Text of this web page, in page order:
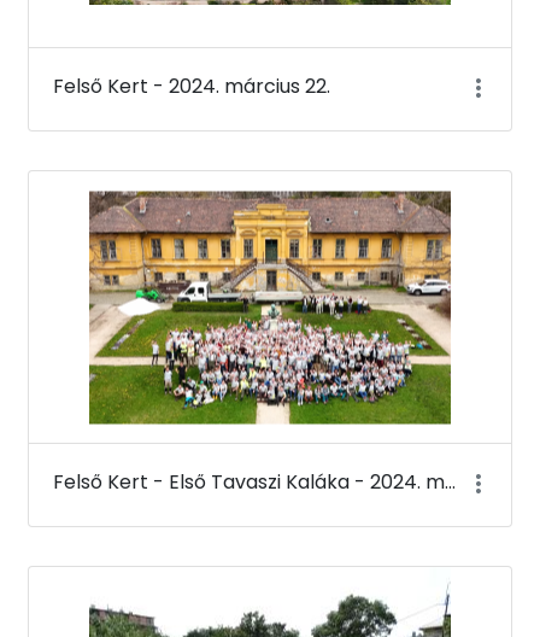
Felső Kert - 2024. március 22.
Felső Kert - Első Tavaszi Kaláka - 2024. március 22.